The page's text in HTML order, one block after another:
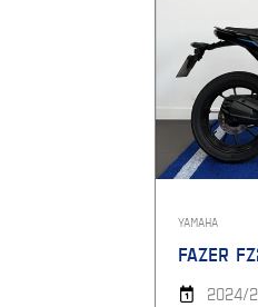
YAMAHA
FAZER
2024/